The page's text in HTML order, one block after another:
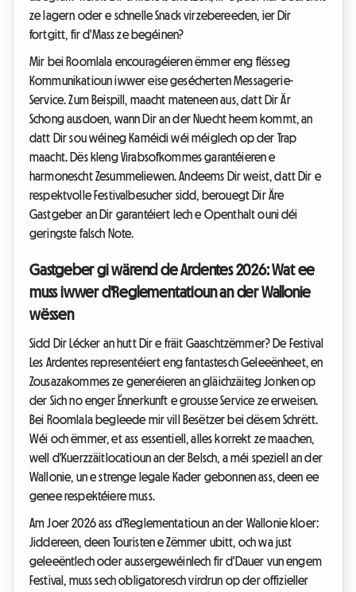
ze lagern oder e schnelle Snack virzebereeden, ier Dir
fortgitt, fir d'Mass ze begéinen?
Mir bei Roomlala encouragéieren ëmmer eng flësseg
Kommunikatioun iwwer eise gesécherten Messagerie-
Service. Zum Beispill, maacht mateneen aus, datt Dir Är
Schong ausdoen, wann Dir an der Nuecht heem kommt, an
datt Dir sou wéineg Kaméidi wéi méiglech op der Trap
maacht. Dës kleng Virabsofkommes garantéieren e
harmonescht Zesummeliewen. Andeems Dir weist, datt Dir e
respektvolle Festivalbesucher sidd, berouegt Dir Äre
Gastgeber an Dir garantéiert Iech e Openthalt ouni déi
geringste falsch Note.
Gastgeber gi wärend de Ardentes 2026: Wat ee
muss iwwer d'Reglementatioun an der Wallonie
wëssen
Sidd Dir Lécker an hutt Dir e fräit Gaaschtzëmmer? De Festival
Les Ardentes representéiert eng fantastesch Geleeënheet, en
Zousazakommes ze generéieren an gläichzäiteg Jonken op
der Sich no enger Ënnerkunft e grousse Service ze erweisen.
Bei Roomlala begleede mir vill Besëtzer bei dësem Schrëtt.
Wéi och ëmmer, et ass essentiell, alles korrekt ze maachen,
well d'Kuerzzäitlocatioun an der Belsch, a méi speziell an der
Wallonie, un e strenge legale Kader gebonnen ass, deen ee
genee respektéiere muss.
Am Joer 2026 ass d'Reglementatioun an der Wallonie kloer:
Jiddereen, deen Touristen e Zëmmer ubitt, och wa just
geleeëntlech oder aussergewéinlech fir d'Dauer vun engem
Festival, muss sech obligatoresch virdrun op der offizieller